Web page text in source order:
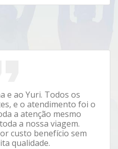
e ao Yuri. Todos os
e o atendimento foi o
a atenção mesmo
a nossa viagem.
custo benefício sem
qualidade.